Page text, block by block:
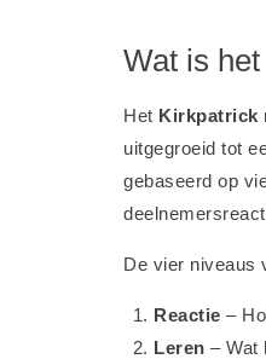
Wat is
Het Kirkpatrick
uitgegroeid tot
gebaseerd op
De vier niveaus
Reactie –
Leren – Wat